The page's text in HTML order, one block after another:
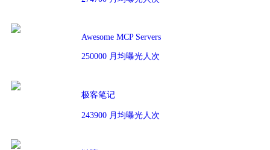
Awesome MCP Servers
250000 月均曝光人次
极客笔记
243900 月均曝光人次